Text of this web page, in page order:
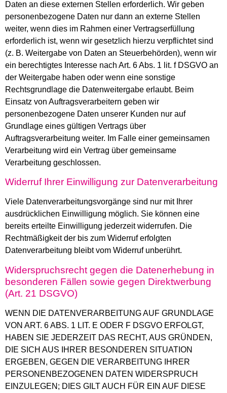
Daten an diese externen Stellen erforderlich. Wir geben
personenbezogene Daten nur dann an externe Stellen
weiter, wenn dies im Rahmen einer Vertragserfüllung
erforderlich ist, wenn wir gesetzlich hierzu verpflichtet sind
(z. B. Weitergabe von Daten an Steuerbehörden), wenn wir
ein berechtigtes Interesse nach Art. 6 Abs. 1 lit. f DSGVO an
der Weitergabe haben oder wenn eine sonstige
Rechtsgrundlage die Datenweitergabe erlaubt. Beim
Einsatz von Auftragsverarbeitern geben wir
personenbezogene Daten unserer Kunden nur auf
Grundlage eines gültigen Vertrags über
Auftragsverarbeitung weiter. Im Falle einer gemeinsamen
Verarbeitung wird ein Vertrag über gemeinsame
Verarbeitung geschlossen.
Widerruf Ihrer Einwilligung zur Datenverarbeitung
Viele Datenverarbeitungsvorgänge sind nur mit Ihrer
ausdrücklichen Einwilligung möglich. Sie können eine
bereits erteilte Einwilligung jederzeit widerrufen. Die
Rechtmäßigkeit der bis zum Widerruf erfolgten
Datenverarbeitung bleibt vom Widerruf unberührt.
Widerspruchsrecht gegen die Datenerhebung in
besonderen Fällen sowie gegen Direktwerbung
(Art. 21 DSGVO)
WENN DIE DATENVERARBEITUNG AUF GRUNDLAGE
VON ART. 6 ABS. 1 LIT. E ODER F DSGVO ERFOLGT,
HABEN SIE JEDERZEIT DAS RECHT, AUS GRÜNDEN,
DIE SICH AUS IHRER BESONDEREN SITUATION
ERGEBEN, GEGEN DIE VERARBEITUNG IHRER
PERSONENBEZOGENEN DATEN WIDERSPRUCH
EINZULEGEN; DIES GILT AUCH FÜR EIN AUF DIESE